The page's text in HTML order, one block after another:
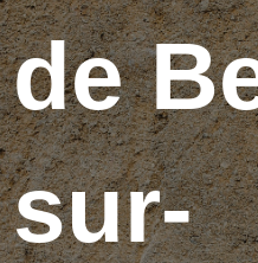
de
sur-